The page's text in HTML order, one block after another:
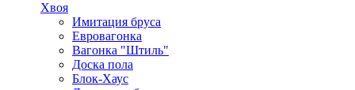
Хвоя
Имитация бруса
Евровагонка
Вагонка "Штиль"
Доска пола
Блок-Хаус